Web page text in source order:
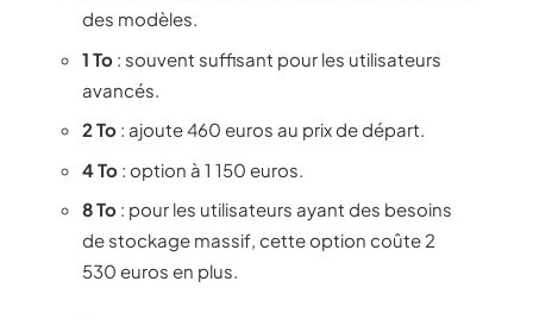
des modèles.
1 To : souvent suffisant pour les utilisateurs
avancés.
2 To : ajoute 460 euros au prix de départ.
4 To : option à 1 150 euros.
8 To : pour les utilisateurs ayant des besoins
de stockage massif, cette option coûte 2
530 euros en plus.